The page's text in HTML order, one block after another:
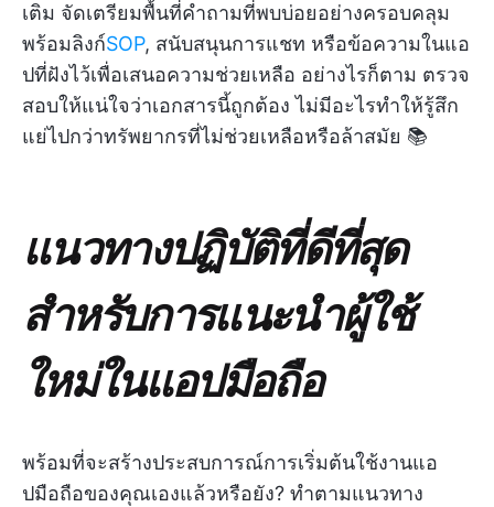
เติม จัดเตรียมพื้นที่คำถามที่พบบ่อยอย่างครอบคลุม
พร้อมลิงก์SOP, สนับสนุนการแชท หรือข้อความในแอ
ปที่ฝังไว้เพื่อเสนอความช่วยเหลือ อย่างไรก็ตาม ตรวจ
สอบให้แน่ใจว่าเอกสารนี้ถูกต้อง ไม่มีอะไรทำให้รู้สึก
แย่ไปกว่าทรัพยากรที่ไม่ช่วยเหลือหรือล้าสมัย 📚
แนวทางปฏิบัติที่ดีที่สุด
สำหรับการแนะนำผู้ใช้
ใหม่ในแอปมือถือ
พร้อมที่จะสร้างประสบการณ์การเริ่มต้นใช้งานแอ
ปมือถือของคุณเองแล้วหรือยัง? ทำตามแนวทาง